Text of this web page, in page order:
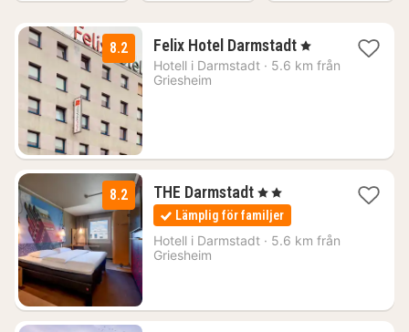
8.2 Felix Hotel Darmstadt1
natt
, 1 Stjärnor
Hotell i Darmstadt · 5.6 km från
Griesheim
8.2 THE Darmstadt1
natt
från
666
, 2 Stjärnor
Lämplig för familjer
Hotell i Darmstadt · 5.6 km från
Griesheim